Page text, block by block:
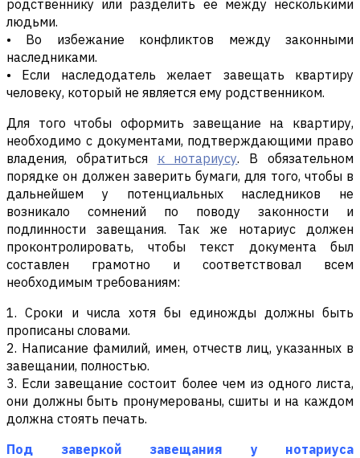
родственнику или разделить ее между несколькими
людьми.
• Во избежание конфликтов между законными
наследниками.
• Если наследодатель желает завещать квартиру
человеку, который не является ему родственником.
Для того чтобы оформить завещание на квартиру,
необходимо с документами, подтверждающими право
владения, обратиться к нотариусу. В обязательном
порядке он должен заверить бумаги, для того, чтобы в
дальнейшем у потенциальных наследников не
возникало сомнений по поводу законности и
подлинности завещания. Так же нотариус должен
проконтролировать, чтобы текст документа был
составлен грамотно и соответствовал всем
необходимым требованиям:
1. Сроки и числа хотя бы единожды должны быть
прописаны словами.
2. Написание фамилий, имен, отчеств лиц, указанных в
завещании, полностью.
3. Если завещание состоит более чем из одного листа,
они должны быть пронумерованы, сшиты и на каждом
должна стоять печать.
Под заверкой завещания у нотариуса